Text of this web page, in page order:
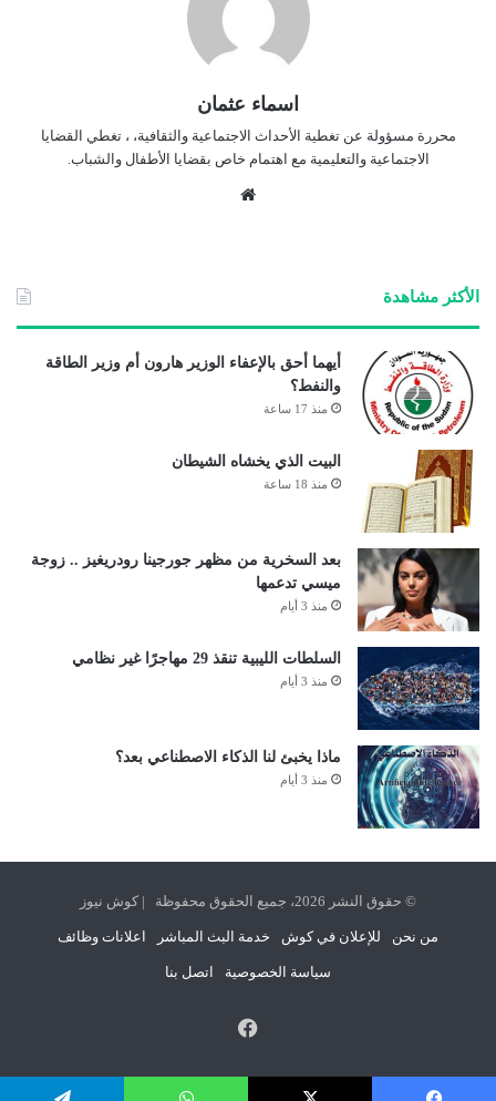
اسماء عثمان
محررة مسؤولة عن تغطية الأحداث الاجتماعية والثقافية، ، تغطي القضايا
الاجتماعية والتعليمية مع اهتمام خاص بقضايا الأطفال والشباب.
الأكثر مشاهدة
أيهما أحق بالإعفاء الوزير هارون أم وزير الطاقة
والنفط؟
منذ 17 ساعة
البيت الذي يخشاه الشيطان
منذ 18 ساعة
بعد السخرية من مظهر جورجينا رودريغيز .. زوجة
ميسي تدعمها
منذ 3 أيام
السلطات الليبية تنقذ 29 مهاجرًا غير نظامي
منذ 3 أيام
ماذا يخبئ لنا الذكاء الاصطناعي بعد؟
منذ 3 أيام
© حقوق النشر 2026، جميع الحقوق محفوظة | كوش نيوز
من نحن للإعلان في كوش خدمة البث المباشر اعلانات وظائف
سياسة الخصوصية اتصل بنا